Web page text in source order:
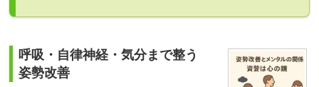
呼吸・自律神経・気分まで整う
姿勢改善